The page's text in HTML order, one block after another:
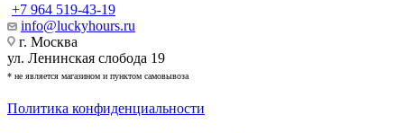
+7 964 519-43-19
info@luckyhours.ru
г. Москва
ул. Ленинская слобода 19
* не является магазином и пунктом самовывоза
Политика конфиденциальности